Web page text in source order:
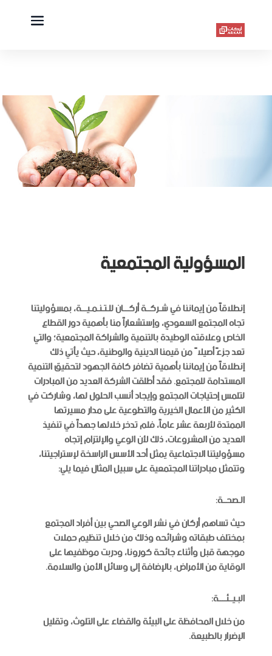
المسؤولية المجتمعية
إنطلاقاً من إيماننا في شـركــة أركـــان للـتـنـمـيـــة، بمسؤوليتنا
تجاه المجتمع السعودي، وإستشعاراً منا بأهمية دور القطاع
الخاص وعلاقته الوطيدة بالتنمية والشراكة المجتمعية؛ والتي
تعد جزءً أصيلاً من قيمنا الدينية والوطنية، حيث يأتي ذلك
إنطلاقاً من إيماننا بأهمية تضافر كافة الجهود لتحقيق التنمية
المستدامة للمجتمع. فقد أطلقت الشركة العديد من المبادرات
لتلمس إحتياجات المجتمع وإيجاد أنسب الحلول لها، وشاركت في
الكثير من الأعمال الخيرية والتطوعية على مدار مسيرتها
الممتدة لأربعة عشر عاماً، فلم تدخر خلالها جهداً في تنفيذ
العديد من المشروعات، ذلك لأن الوعي والإلتزام إتجاه
مسؤوليتنا الاجتماعية يمثل أحد الأسس الراسخة لإستراجيتنا،
وتتمثل مبادراتنا المجتمعية على سبيل المثال فيما يلي:
الـصحــة:
حيث تساهم أركان في نشر الوعي الصحي بين أفراد المجتمع
بمختلف طبقاته وشرائحه وذلك من خلال تنظيم حملات
موجهة قبل وأثناء جائحة كورونا، ودربت موظفيها على
الوقاية من الأمراض، بالإضافة إلى وسائل الأمن والسلامة.
البـيــئــــة:
من خلال المحافظة على البيئة والقضاء على التلوث، وتقليل
الإضرار بالطبيعة.